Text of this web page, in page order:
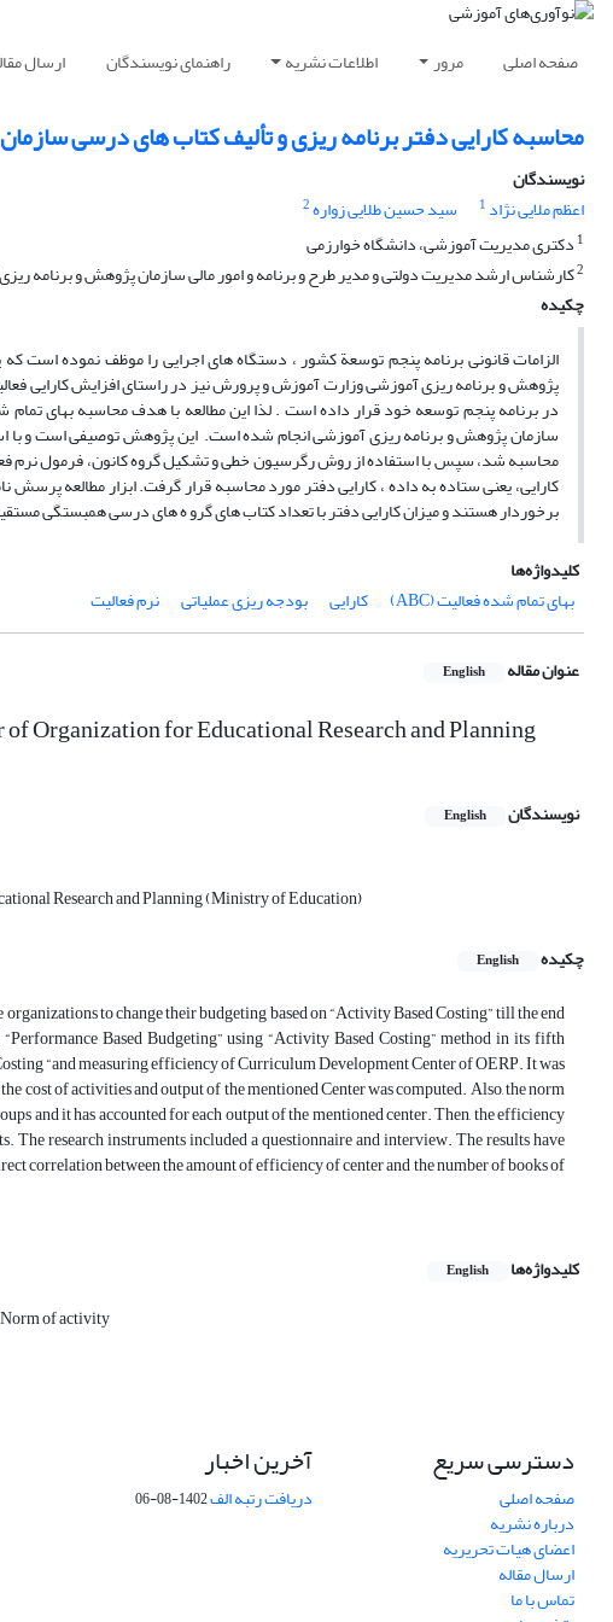
صفحه اصلی مرور اطلاعات نشریه راهنمای نویسندگان ارسال
محاسبه کارایی دفتر برنامه ریزی و تألیف کتاب های درسی
نویسندگان
اعظم ملایی نژاد 1 سید حسین طلایی زواره2
1 دکتری مدیریت آموزشی، دانشگاه خوارزمی
2کارشناس ارشد مدیریت دولتی و مدیر طرح و برنامه و امور مالی سازمان پژوهش و برنامه
چکیده
الزامات قانونی برنامه پنجم توسعة کشور ، دستگاه های اجرایی را موظف نموده است
پژوهش و برنامه ریزی آموزشی وزارت آموزش و پرورش نیز در راستای افزایش کارایی
در برنامه پنجم توسعه خود قرار داده است . لذا این مطالعه با هدف محاسبه بهای
محاسبه شد، سپس با استفاده از روش رگرسیون خطی و تشکیل گروه کانون، فرمول نرم
کارایی، یعنی ستاده به داده ، کارایی دفتر مورد محاسبه قرار گرفت. ابزار مطالعه
برخوردار هستند و میزان کارایی دفتر با تعداد کتاب های گرو ه های درسی همبستگی
کلیدواژه‌ها
بهای تمام شده فعالیت (ABC)
کارایی بودجه ریزی عملیاتی نرم فعالیت
عنوان مقاله English
Organization for Educational Research and Planning
نویسندگان English
Research and Planning (Ministry of Education)
چکیده
English
to change their budgeting based on “Activity Based Costing” till the end
Based Budgeting” using “Activity Based Costing” method in its fifth
“and measuring efficiency of Curriculum Development Center of OERP. It was
cost of activities and output of the mentioned Center was computed. Also, the norm
and it has accounted for each output of the mentioned center. Then, the efficiency
research instruments included a questionnaire and interview. The results have
correlation between the amount of efficiency of center and the number of books of
کلیدواژه‌ها English
Norm of activity
دسترسی سریع
صفحه اصلی
درباره نشریه
اعضای هیات تحریریه
ارسال مقاله
تماس با ما
آخرین اخبار
دریافت رتبه الف1402-08-06